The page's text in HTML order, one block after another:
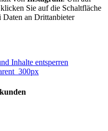
Sie auf die Schaltfläche
Daten an Drittanbieter
Inhalte entsperren